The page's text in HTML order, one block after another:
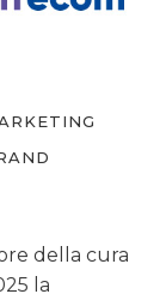
della cura
la